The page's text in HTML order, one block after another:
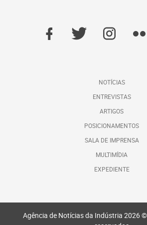
NOTÍCIAS
ENTREVISTAS
ARTIGOS
POSICIONAMENTOS
SALA DE IMPRENSA
MULTIMÍDIA
EXPEDIENTE
Agência de Notícias da Indústria 2026